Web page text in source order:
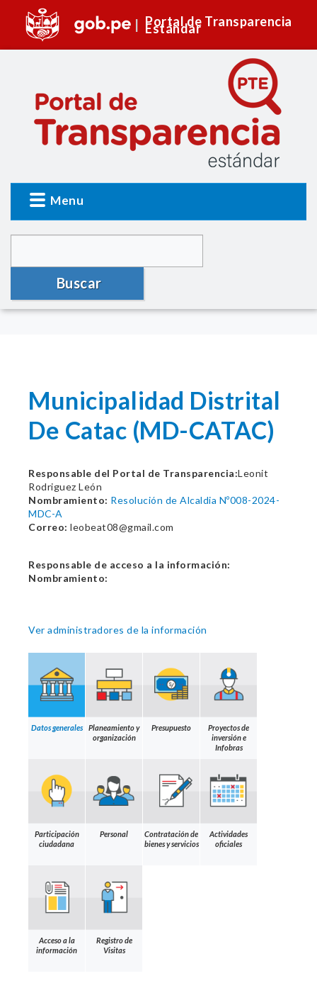
Portal de Transparencia
Estándar
Menu
Buscar
Municipalidad Distrital
De Catac (MD-CATAC)
Responsable del Portal de Transparencia:Leonit
Rodriguez León
Nombramiento: Resolución de Alcaldia Nº008-2024-
MDC-A
Correo: leobeat08@gmail.com
Responsable de acceso a la información:
Nombramiento:
Ver administradores de la información
Datos generales
Planeamiento y
organización
Presupuesto
Proyectos de
inversión e
Infobras
Participación
ciudadana
Personal
Contratación de
bienes y servicios
Actividades
oficiales
Acceso a la
información
Registro de
Visitas